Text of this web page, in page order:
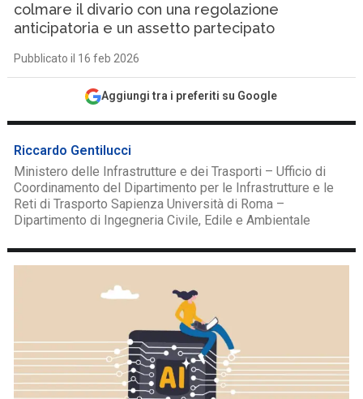
colmare il divario con una regolazione
anticipatoria e un assetto partecipato
Pubblicato il 16 feb 2026
Aggiungi tra i preferiti su Google
Riccardo Gentilucci
Ministero delle Infrastrutture e dei Trasporti – Ufficio di
Coordinamento del Dipartimento per le Infrastrutture e le
Reti di Trasporto Sapienza Università di Roma –
Dipartimento di Ingegneria Civile, Edile e Ambientale